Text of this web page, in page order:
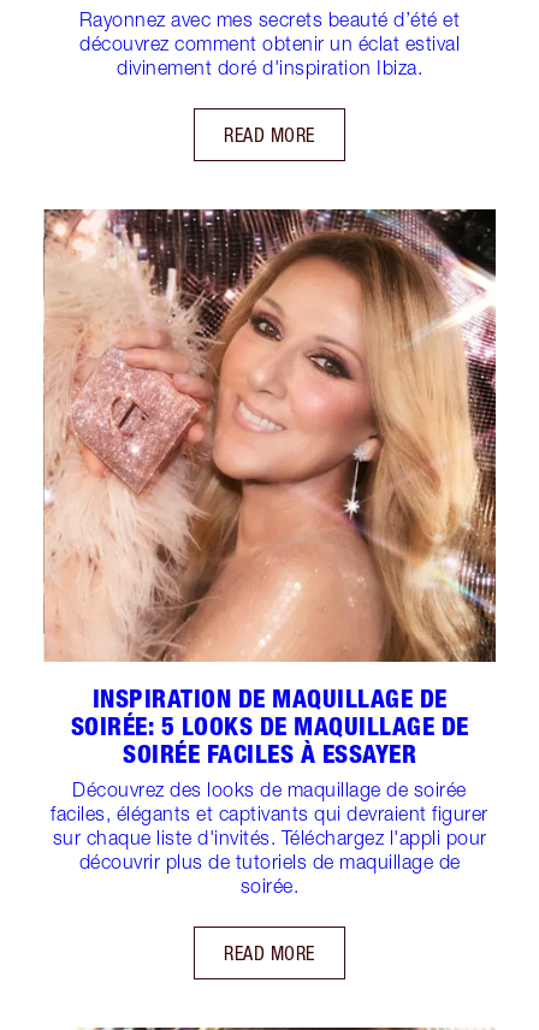
Rayonnez avec mes secrets beauté d’été et
découvrez comment obtenir un éclat estival
divinement doré d'inspiration Ibiza.
READ MORE
INSPIRATION DE MAQUILLAGE DE
SOIRÉE: 5 LOOKS DE MAQUILLAGE DE
SOIRÉE FACILES À ESSAYER
Découvrez des looks de maquillage de soirée
faciles, élégants et captivants qui devraient figurer
sur chaque liste d'invités. Téléchargez l'appli pour
découvrir plus de tutoriels de maquillage de
soirée.
READ MORE